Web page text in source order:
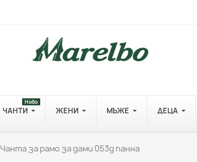
ЧАНТИ
Ново
ЖЕНИ МЪЖЕ ДЕЦА
Чанта за рамо за дами 053g панна